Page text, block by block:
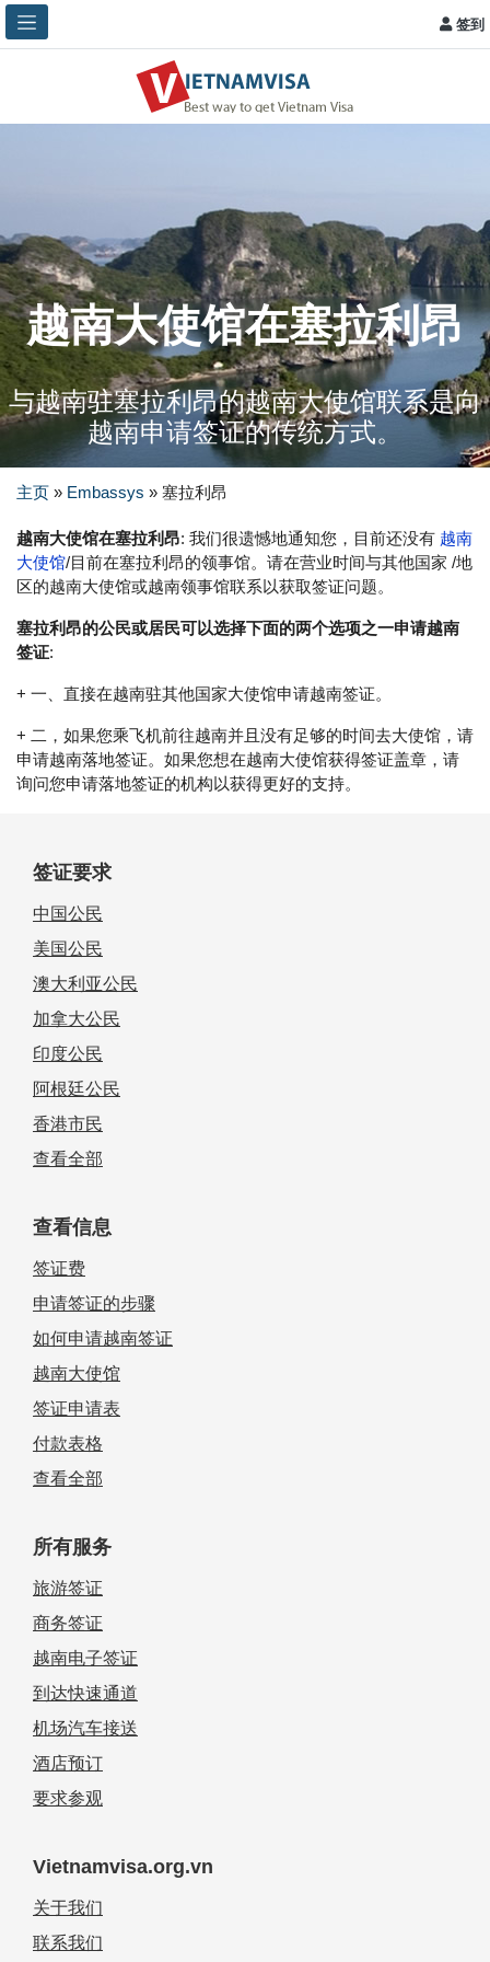
签到
越南大使馆在塞拉利昂
与越南驻塞拉利昂的越南大使馆联系是向
越南申请签证的传统方式。
主页 » Embassys » 塞拉利昂
越南大使馆在塞拉利昂: 我们很遗憾地通知您，目前还没有 越南
大使馆/目前在塞拉利昂的领事馆。请在营业时间与其他国家 /地
区的越南大使馆或越南领事馆联系以获取签证问题。
塞拉利昂的公民或居民可以选择下面的两个选项之一申请越南
签证:
+ 一、直接在越南驻其他国家大使馆申请越南签证。
+ 二，如果您乘飞机前往越南并且没有足够的时间去大使馆，请
申请越南落地签证。如果您想在越南大使馆获得签证盖章，请
询问您申请落地签证的机构以获得更好的支持。
签证要求
中国公民
美国公民
澳大利亚公民
加拿大公民
印度公民
阿根廷公民
香港市民
查看全部
查看信息
签证费
申请签证的步骤
如何申请越南签证
越南大使馆
签证申请表
付款表格
查看全部
所有服务
旅游签证
商务签证
越南电子签证
到达快速通道
机场汽车接送
酒店预订
要求参观
Vietnamvisa.org.vn
关于我们
联系我们